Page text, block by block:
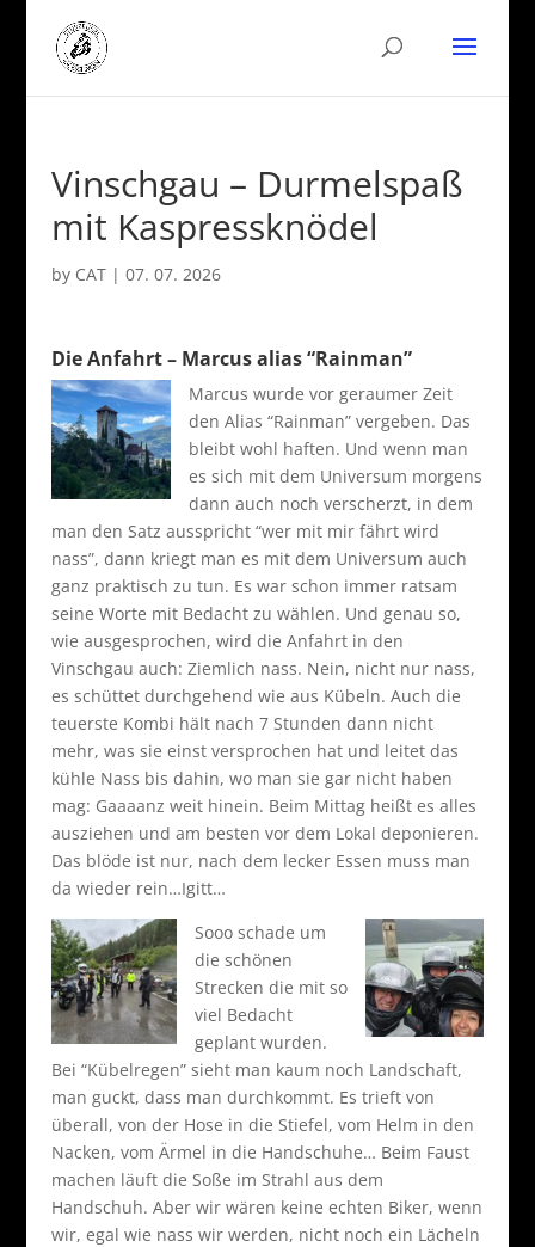
Vinschgau – Durmelspaß
mit Kaspressknödel
by CAT| 07. 07. 2026
Die Anfahrt – Marcus alias “Rainman”
Marcus wurde vor geraumer Zeit
den Alias “Rainman” vergeben. Das
bleibt wohl haften. Und wenn man
es sich mit dem Universum morgens
dann auch noch verscherzt, in dem
man den Satz ausspricht “wer mit mir fährt wird
nass”, dann kriegt man es mit dem Universum auch
ganz praktisch zu tun. Es war schon immer ratsam
seine Worte mit Bedacht zu wählen. Und genau so,
wie ausgesprochen, wird die Anfahrt in den
Vinschgau auch: Ziemlich nass. Nein, nicht nur nass,
es schüttet durchgehend wie aus Kübeln. Auch die
teuerste Kombi hält nach 7 Stunden dann nicht
mehr, was sie einst versprochen hat und leitet das
kühle Nass bis dahin, wo man sie gar nicht haben
mag: Gaaaanz weit hinein. Beim Mittag heißt es alles
ausziehen und am besten vor dem Lokal deponieren.
Das blöde ist nur, nach dem lecker Essen muss man
da wieder rein…Igitt…
Sooo schade um
die schönen
Strecken die mit so
viel Bedacht
geplant wurden.
Bei “Kübelregen” sieht man kaum noch Landschaft,
man guckt, dass man durchkommt. Es trieft von
überall, von der Hose in die Stiefel, vom Helm in den
Nacken, vom Ärmel in die Handschuhe… Beim Faust
machen läuft die Soße im Strahl aus dem
Handschuh. Aber wir wären keine echten Biker, wenn
wir, egal wie nass wir werden, nicht noch ein Lächeln